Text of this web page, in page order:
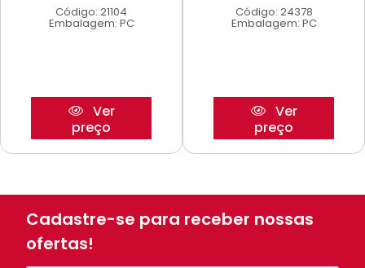
Código: 21104
Embalagem: PC
Ver
preço
Código: 24378
Embalagem: PC
Ver
preço
Cadastre-se para receber nossas
ofertas!